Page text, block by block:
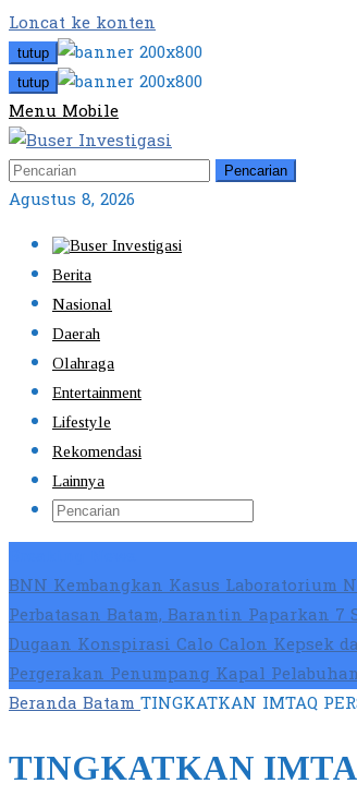
Loncat ke konten
tutup
tutup
Menu Mobile
Pencarian
Agustus 8, 2026
Berita
Nasional
Daerah
Olahraga
Entertainment
Lifestyle
Rekomendasi
Lainnya
BNN Kembangkan Kasus Laboratorium
Perbatasan Batam, Barantin Paparkan 7
Dugaan Konspirasi Calo Calon Kepsek
Pergerakan Penumpang Kapal
BerandaBatamTINGKATKAN IMTAQ
TINGKATKAN